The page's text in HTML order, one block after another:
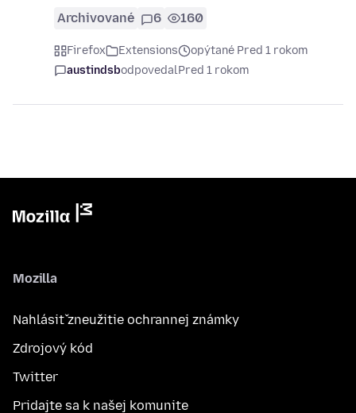
Archivované 6 160
Firefox Extensions
opýtané Pred 1 rokom
austindsbodpovedalPred 1 rokom
Mozilla
Nahlásiť zneužitie ochrannej známky
Zdrojový kód
Twitter
Pridajte sa k našej komunite